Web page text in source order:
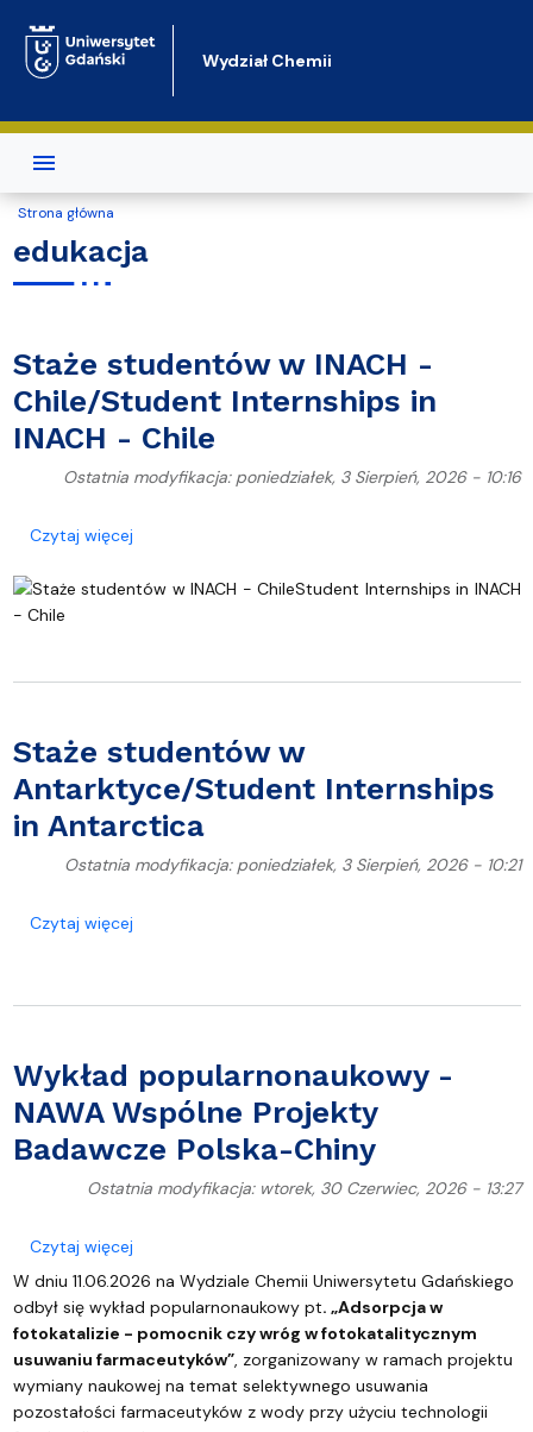
Wydział Chemii
Strona główna
edukacja
Staże studentów w INACH -
Chile/Student Internships in
INACH - Chile
Ostatnia modyfikacja: poniedziałek, 3 Sierpień, 2026 - 10:16
Czytaj więcejo Staże studentów w INACH - Chile/Student
Staże studentów w
Antarktyce/Student Internships
in Antarctica
Ostatnia modyfikacja: poniedziałek, 3 Sierpień, 2026 - 10:21
Czytaj więcejo Staże studentów w Antarktyce/Student
Wykład popularnonaukowy -
NAWA Wspólne Projekty
Badawcze Polska-Chiny
Ostatnia modyfikacja: wtorek, 30 Czerwiec, 2026 - 13:27
Czytaj więcejo Wykład popularnonaukowy - NAWA Wspólne
W dniu 11.06.2026 na Wydziale Chemii Uniwersytetu Gdańskiego
odbył się wykład popularnonaukowy pt. „Adsorpcja w
fotokatalizie - pomocnik czy wróg w fotokatalitycznym
usuwaniu farmaceutyków”, zorganizowany w ramach projektu
wymiany naukowej na temat selektywnego usuwania
pozostałości farmaceutyków z wody przy użyciu technologii